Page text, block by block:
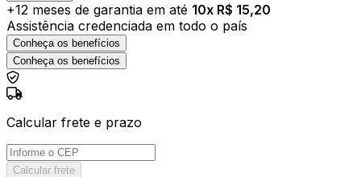
+12 meses de garantia em até 10x R$ 15,20
Assistência credenciada em todo o país
Conheça os benefícios
Conheça os benefícios
Calcular frete e prazo
Calcular frete